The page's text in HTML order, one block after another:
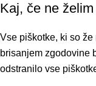
Kaj, če ne
Vse piškotke, ki so
brisanjem zgodovine
odstranilo vse